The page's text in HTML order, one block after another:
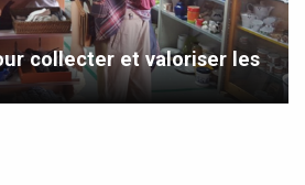
collecter et valoriser les